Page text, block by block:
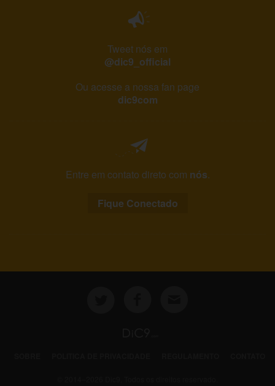
Tweet nós em
@dic9_official
Ou acesse a nossa fan page
dic9com
Entre em contato direto com nós.
Fique Conectado